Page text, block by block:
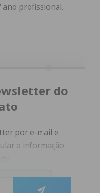
ano profissional.
do
por e-mail e
a informação